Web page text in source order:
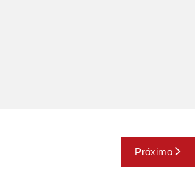
Próximo